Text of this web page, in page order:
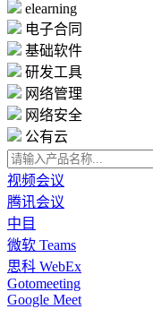
elearning
电子合同
基础软件
研发工具
网络管理
网络安全
公有云
视频会议
腾讯会议
中目
微软 Teams
思科 WebEx
Gotomeeting
Google Meet